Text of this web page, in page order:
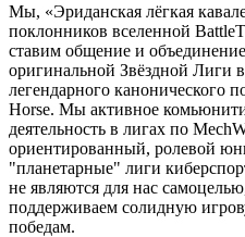
Мы, «Эриданская лёгкая
поклонников вселенной
ставим общение и
оригинальной Звёздной Лиги
легендарного канонического
Horse. Мы активное
деятельность в лигах по
ориентированный, ролевой
"планетарные" лиги
не являются для нас
поддерживаем солидную
победам.